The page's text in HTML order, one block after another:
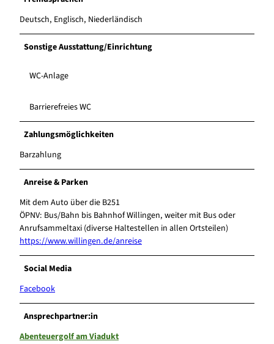
Deutsch, Englisch, Niederländisch
Sonstige Ausstattung/Einrichtung
WC-Anlage
Barrierefreies WC
Zahlungsmöglichkeiten
Barzahlung
Anreise & Parken
Mit dem Auto über die B251
ÖPNV: Bus/Bahn bis Bahnhof Willingen, weiter mit Bus oder
Anrufsammeltaxi (diverse Haltestellen in allen Ortsteilen)
https://www.willingen.de/anreise
Social Media
Facebook
Ansprechpartner:in
Abenteuergolf am Viadukt